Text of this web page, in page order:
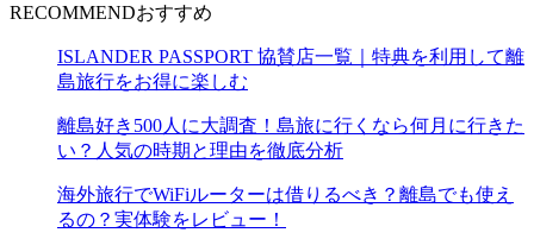
RECOMMENDおすすめ
ISLANDER PASSPORT 協賛店一覧｜特典を利用して離
島旅行をお得に楽しむ
離島好き500人に大調査！島旅に行くなら何月に行きた
い？人気の時期と理由を徹底分析
海外旅行でWiFiルーターは借りるべき？離島でも使え
るの？実体験をレビュー！